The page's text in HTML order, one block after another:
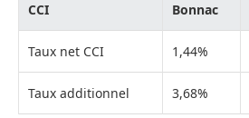
CCI Bonnac
Taux net CCI 1,44%
Taux additionnel 3,68%